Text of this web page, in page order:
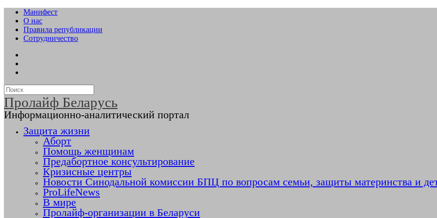
Манифест
О нас
Правила републикации
Сотрудничество
Пролайф Беларусь
Информационно-аналитический портал
Защита жизни
Аборт
Помощь женщинам
Предабортное консультирование
Кризисные центры
Новости Синодальной комиссии БПЦ по вопросам семьи, защиты материнства и
ProLifeNews
В мире
Пролайф-организации в Беларуси